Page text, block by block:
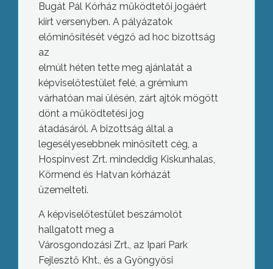
Bugát Pál Kórház működtetői jogáért
kiírt versenyben. A pályázatok
előminősítését végző ad hoc bizottság
az
elmúlt héten tette meg ajánlatát a
képviselőtestület felé, a grémium
várhatóan mai ülésén, zárt ajtók mögött
dönt a működtetési jog
átadásáról. A bizottság által a
legesélyesebbnek minősített cég, a
Hospinvest Zrt. mindeddig Kiskunhalas,
Körmend és Hatvan kórházát
üzemelteti.
A képviselőtestület beszámolót
hallgatott meg a
Városgondozási Zrt., az Ipari Park
Fejlesztő Kht., és a Gyöngyösi